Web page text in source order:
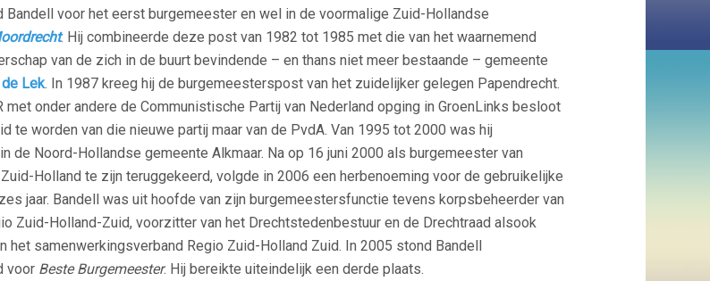
Bandell voor het eerst burgemeester en wel in de voormalige Zuid-Hollandse
. Hij combineerde deze post van 1982 tot 1985 met die van het waarnemend
van de zich in de buurt bevindende – en thans niet meer bestaande – gemeente
de Lek. In 1987 kreeg hij de burgemeesterspost van het zuidelijker gelegen Papendrecht.
met onder andere de Communistische Partij van Nederland opging in GroenLinks besloot
te worden van die nieuwe partij maar van de PvdA. Van 1995 tot 2000 was hij
de Noord-Hollandse gemeente Alkmaar. Na op 16 juni 2000 als burgemeester van
Holland te zijn teruggekeerd, volgde in 2006 een herbenoeming voor de gebruikelijke
jaar. Bandell was uit hoofde van zijn burgemeestersfunctie tevens korpsbeheerder van
Zuid-Holland-Zuid, voorzitter van het Drechtstedenbestuur en de Drechtraad alsook
het samenwerkingsverband Regio Zuid-Holland Zuid. In 2005 stond Bandell
voor Beste Burgemeester. Hij bereikte uiteindelijk een derde plaats.